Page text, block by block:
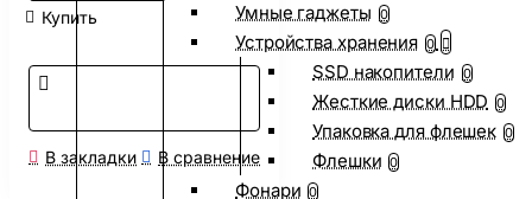
Умные гаджеты 0
Устройства хранения 0
SSD накопители 0
Жесткие диски HDD 0
Упаковка для флешек 0
Флешки 0
Фонари 0
Купить
В закладки В сравнение